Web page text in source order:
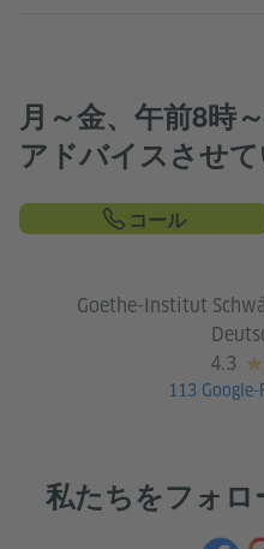
月～金、午前8時
アドバイスさせて
コール
Goethe-Institut
4.3
113 Google-
私たちをフォロ